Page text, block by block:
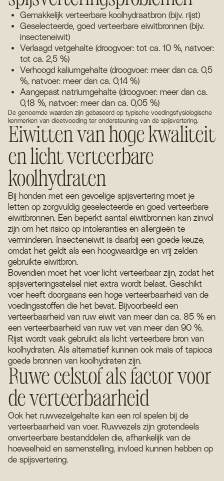
Gemakkelijk verteerbare koolhydraatbron (bijv. rijst)
Geselecteerde, goed verteerbare eiwitbronnen (bijv.
insecteneiwit)
Verlaagd vetgehalte (droogvoer: tot ca. 10 %, natvoer:
tot ca. 2,5 %)
Verhoogd kaliumgehalte (droogvoer: meer dan ca. 0,5
%, natvoer: meer dan ca. 0,14 %)
Aangepast natriumgehalte (droogvoer: meer dan ca.
0,18 %, natvoer: meer dan ca. 0,05 %)
De genoemde waarden zijn gebaseerd op typische voedingsfysiologische
kenmerken van dieetvoeding ter ondersteuning van de spijsvertering.
Eiwitten van hoge kwaliteit
en licht verteerbare
koolhydraten
Bij honden met een gevoelige spijsvertering moet je
letten op zorgvuldig geselecteerde en goed verteerbare
eiwitbronnen. Een beperkt aantal eiwitbronnen kan zinvol
zijn om het risico op intoleranties en allergieën te
verminderen. Insecteneiwit is daarbij een goede keuze,
omdat het geldt als een hoogwaardige en vrij zelden
gebruikte eiwitbron.
Bovendien moet het voer licht verteerbaar zijn, zodat het
spijsverteringsstelsel niet extra wordt belast. Geschikt
voer heeft doorgaans een hoge verteerbaarheid van de
voedingsstoffen die het bevat. Bijvoorbeeld een
verteerbaarheid van ruw eiwit van meer dan ca. 85 % en
een verteerbaarheid van ruw vet van meer dan 90 %.
Rijst wordt vaak gebruikt als licht verteerbare bron van
koolhydraten. Als alternatief kunnen ook maïs of tapioca
goede bronnen van koolhydraten zijn.
Ruwe celstof als factor voor
de verteerbaarheid
Ook het ruwvezelgehalte kan een rol spelen bij de
verteerbaarheid van voer. Ruwvezels zijn grotendeels
onverteerbare bestanddelen die, afhankelijk van de
hoeveelheid en samenstelling, invloed kunnen hebben op
de spijsvertering.